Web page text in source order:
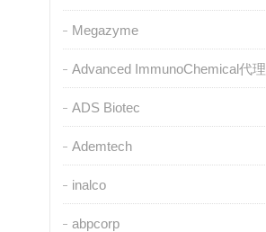
Megazyme
Advanced ImmunoChemical代理
ADS Biotec
Ademtech
inalco
abpcorp